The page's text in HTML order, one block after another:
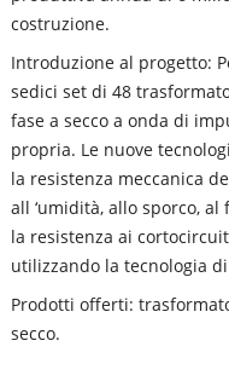
costruzione.
Introduzione al progetto:
sedici set di 48
fase a secco a onda di
propria. Le nuove
la resistenza meccanica
all ‘umidità, allo sporco,
la resistenza ai
utilizzando la tecnologia
Prodotti offerti:
secco.